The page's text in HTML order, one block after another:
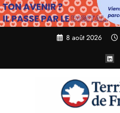
Aller
au
contenu
8 août 2026